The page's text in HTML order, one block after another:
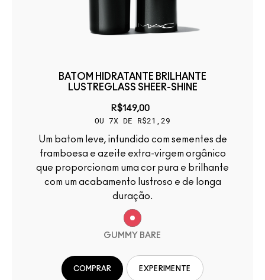
BATOM HIDRATANTE BRILHANTE
LUSTREGLASS SHEER-SHINE
R$149,00
OU 7X DE R$21,29
Um batom leve, infundido com sementes de
framboesa e azeite extra-virgem orgânico
que proporcionam uma cor pura e brilhante
com um acabamento lustroso e de longa
duração.
GUMMY BARE
COMPRAR EXPERIMENTE